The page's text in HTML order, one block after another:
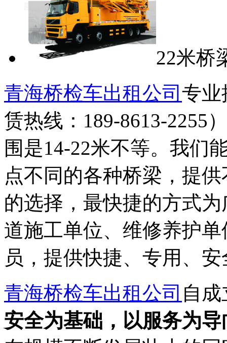
22米桥
青海桥检车出租公司 专业
赁热线：189-8613-2255
围是14-22米不等。我们
点不同的各种桥梁，提
的选择，最快捷的方式
道施工单位、维修养护
员，提供快捷、专用、
青海桥检车出租公司 自
安全为基础，以服务为